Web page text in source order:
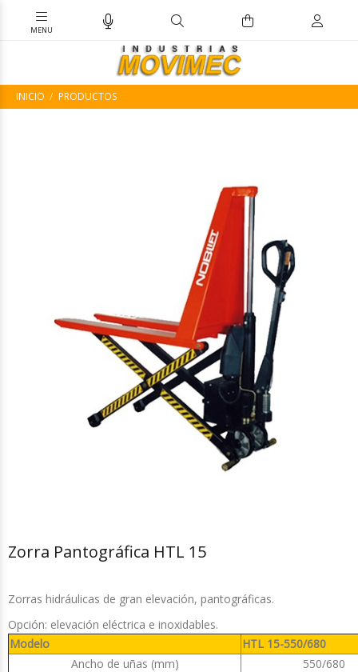
INICIO PRODUCTOS
Zorra Pantográfica HTL 15
Zorras hidráulicas de gran elevación, pantográficas.
Opción: elevación eléctrica e inoxidables.
Modelo
HTL 15-550/680
Ancho de uñas (mm)
550/680